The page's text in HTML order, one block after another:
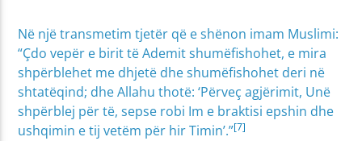
Në një transmetim tjetër që e shënon imam Muslimi:
“Çdo vepër e birit të Ademit shumëfishohet, e mira
shpërblehet me dhjetë dhe shumëfishohet deri në
shtatëqind; dhe Allahu thotë: ‘Përveç agjërimit, Unë
shpërblej për të, sepse robi Im e braktisi epshin dhe
ushqimin e tij vetëm për hir Timin’.”[7]